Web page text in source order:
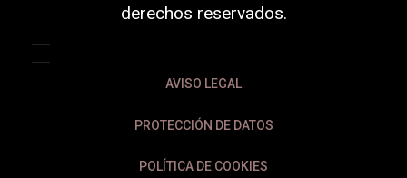
derechos reservados.
AVISO LEGAL
PROTECCIÓN DE DATOS
POLÍTICA DE COOKIES